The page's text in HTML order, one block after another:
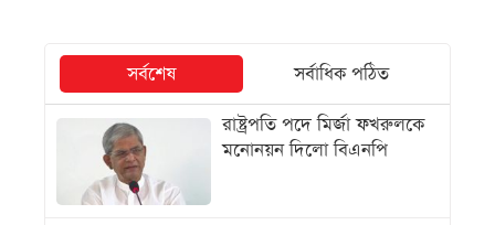
সর্বশেষ
সর্বাধিক পঠিত
রাষ্ট্রপতি পদে মির্জা ফখরুলকে
মনোনয়ন দিলো বিএনপি